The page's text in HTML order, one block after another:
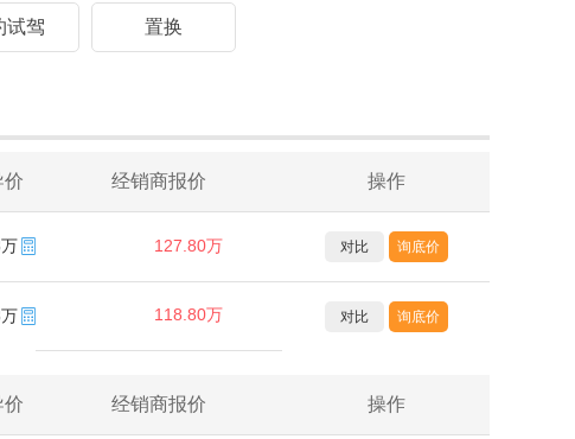
试驾 置换
价 经销商报价 操作
127.80万 对比 询底价
118.80万 对比 询底价
价 经销商报价 操作